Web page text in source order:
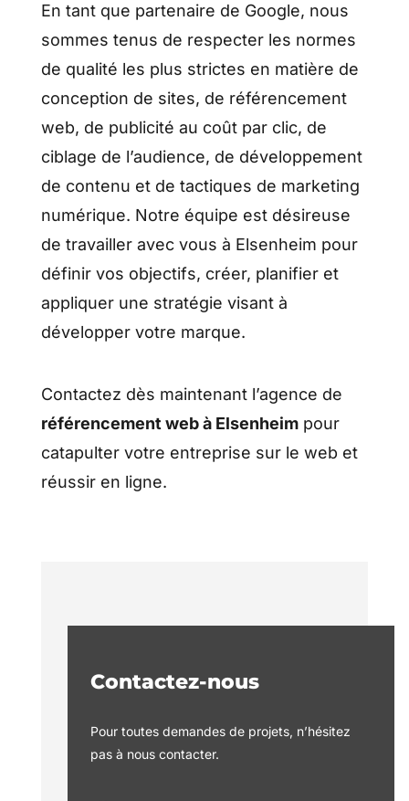
En tant que partenaire de Google, nous
sommes tenus de respecter les normes
de qualité les plus strictes en matière de
conception de sites, de référencement
web, de publicité au coût par clic, de
ciblage de l’audience, de développement
de contenu et de tactiques de marketing
numérique. Notre équipe est désireuse
de travailler avec vous à Elsenheim pour
définir vos objectifs, créer, planifier et
appliquer une stratégie visant à
développer votre marque.
Contactez dès maintenant l’agence de
référencement web à Elsenheimpour
catapulter votre entreprise sur le web et
réussir en ligne.
Contactez-nous
Pour toutes demandes de projets, n’hésitez
pas à nous contacter.